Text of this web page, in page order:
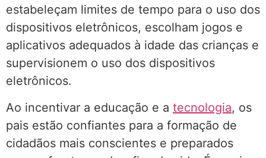
estabeleçam limites de tempo para o uso dos
dispositivos eletrônicos, escolham jogos e
aplicativos adequados à idade das crianças e
supervisionem o uso dos dispositivos
eletrônicos.
Ao incentivar a educação e a tecnologia, os
pais estão confiantes para a formação de
cidadãos mais conscientes e preparados